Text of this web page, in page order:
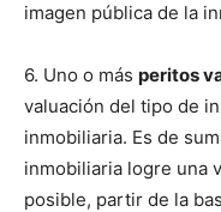
imagen pública de la
6. Uno o más peritos
valuación del tipo de
inmobiliaria. Es de
inmobiliaria logre una
posible, partir de la